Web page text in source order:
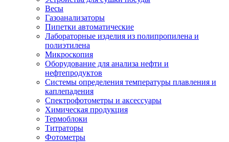
Весы
Газоанализаторы
Пипетки автоматические
Лабораторные изделия из полипропилена и
полиэтилена
Микроскопия
Оборудование для анализа нефти и
нефтепродуктов
Системы определения температуры плавления и
каплепадения
Спектрофотометры и аксессуары
Химическая продукция
Термоблоки
Титраторы
Фотометры